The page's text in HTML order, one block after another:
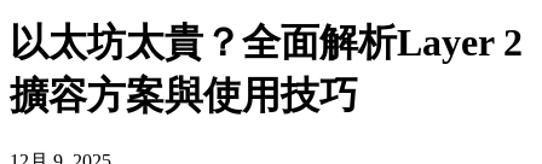
以太坊太貴？全面解析Layer 2
擴容方案與使用技巧